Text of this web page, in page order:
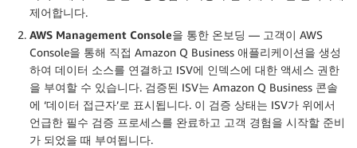
제어합니다.
AWS Management Console을 통한 온보딩 — 고객이 AWS
Console을 통해 직접 Amazon Q Business 애플리케이션을 생성
하여 데이터 소스를 연결하고 ISV에 인덱스에 대한 액세스 권한
을 부여할 수 있습니다. 검증된 ISV는 Amazon Q Business 콘솔
에 ‘데이터 접근자’로 표시됩니다. 이 검증 상태는 ISV가 위에서
언급한 필수 검증 프로세스를 완료하고 고객 경험을 시작할 준비
가 되었을 때 부여됩니다.